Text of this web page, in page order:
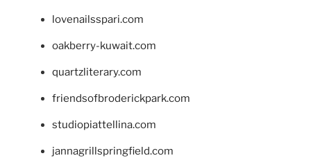
lovenailsspari.com
oakberry-kuwait.com
quartzliterary.com
friendsofbroderickpark.com
studiopiattellina.com
jannagrillspringfield.com